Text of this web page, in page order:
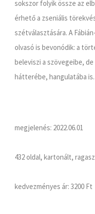
sokszor folyik össze az
érhető a zseniális
szétválasztására. A
olvasó is bevonódik: a
beleviszi a szövegeibe,
hátterébe, hangulatába is.
megjelenés: 2022.06.01
432 oldal, kartonált,
kedvezményes ár: 3200 Ft